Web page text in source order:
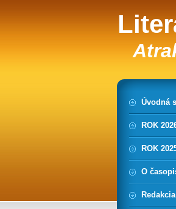
Úvodná
ROK
ROK
O
Redakcia